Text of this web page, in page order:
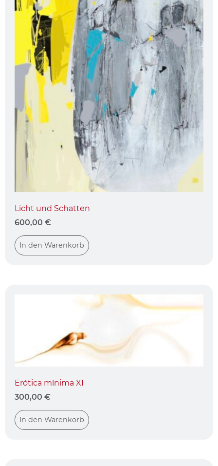
Licht und Schatten
600,00 €
In den Warenkorb
Erótica mínima XI
300,00 €
In den Warenkorb